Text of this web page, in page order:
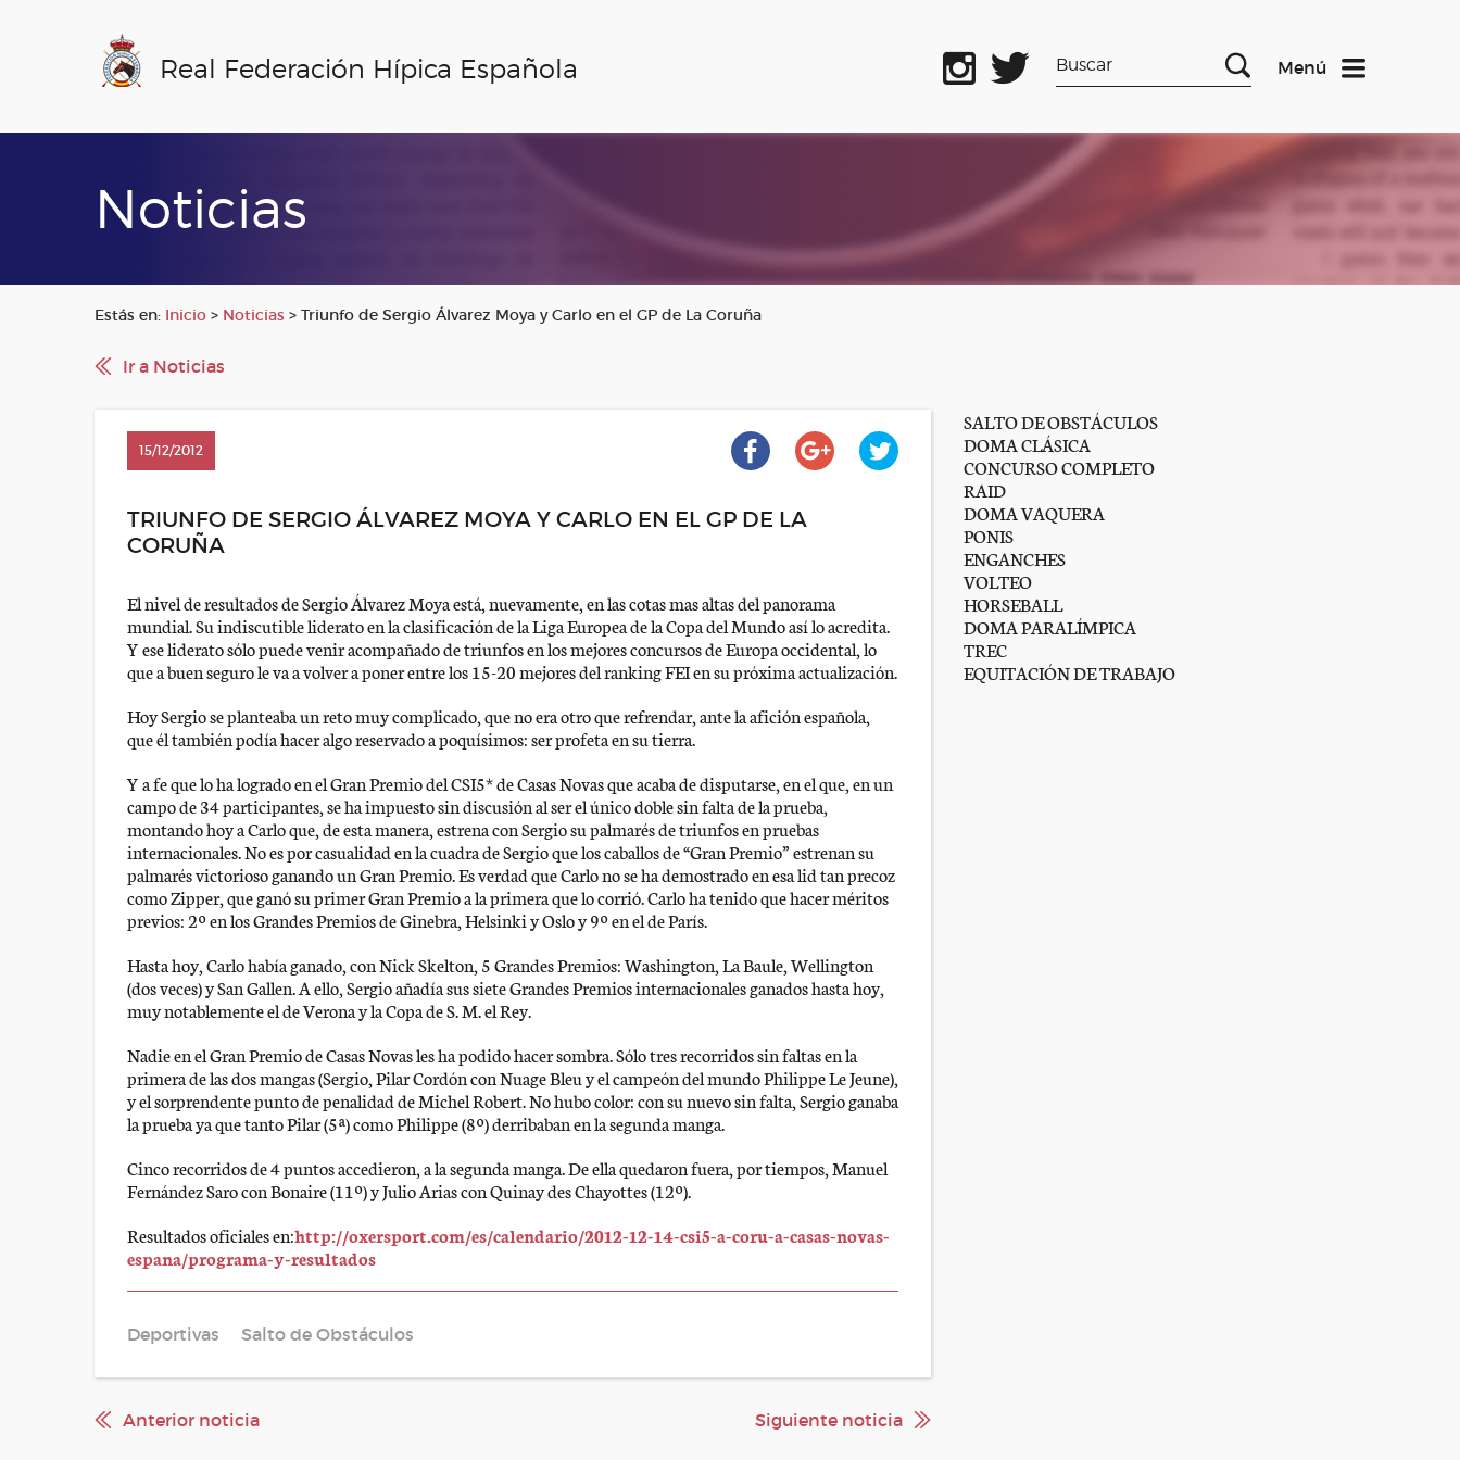
Real Federación Hípica Española Menú
Noticias
Estás en: Inicio > Noticias > Triunfo de Sergio Álvarez Moya y Carlo en el GP de La Coruña
Ir a Noticias
15/12/2012
TRIUNFO DE SERGIO ÁLVAREZ MOYA Y CARLO EN EL GP DE LA
CORUÑA
El nivel de resultados de Sergio Álvarez Moya está, nuevamente, en las cotas mas altas del panorama
mundial. Su indiscutible liderato en la clasificación de la Liga Europea de la Copa del Mundo así lo acredita.
Y ese liderato sólo puede venir acompañado de triunfos en los mejores concursos de Europa occidental, lo
que a buen seguro le va a volver a poner entre los 15-20 mejores del ranking FEI en su próxima actualización.
Hoy Sergio se planteaba un reto muy complicado, que no era otro que refrendar, ante la afición española,
que él también podía hacer algo reservado a poquísimos: ser profeta en su tierra.
Y a fe que lo ha logrado en el Gran Premio del CSI5* de Casas Novas que acaba de disputarse, en el que, en un
campo de 34 participantes, se ha impuesto sin discusión al ser el único doble sin falta de la prueba,
montando hoy a Carlo que, de esta manera, estrena con Sergio su palmarés de triunfos en pruebas
internacionales. No es por casualidad en la cuadra de Sergio que los caballos de “Gran Premio” estrenan su
palmarés victorioso ganando un Gran Premio. Es verdad que Carlo no se ha demostrado en esa lid tan precoz
como Zipper, que ganó su primer Gran Premio a la primera que lo corrió. Carlo ha tenido que hacer méritos
previos: 2º en los Grandes Premios de Ginebra, Helsinki y Oslo y 9º en el de París.
Hasta hoy, Carlo había ganado, con Nick Skelton, 5 Grandes Premios: Washington, La Baule, Wellington
(dos veces) y San Gallen. A ello, Sergio añadía sus siete Grandes Premios internacionales ganados hasta hoy,
muy notablemente el de Verona y la Copa de S. M. el Rey.
Nadie en el Gran Premio de Casas Novas les ha podido hacer sombra. Sólo tres recorridos sin faltas en la
primera de las dos mangas (Sergio, Pilar Cordón con Nuage Bleu y el campeón del mundo Philippe Le Jeune),
y el sorprendente punto de penalidad de Michel Robert. No hubo color: con su nuevo sin falta, Sergio ganaba
la prueba ya que tanto Pilar (5ª) como Philippe (8º) derribaban en la segunda manga.
Cinco recorridos de 4 puntos accedieron, a la segunda manga. De ella quedaron fuera, por tiempos, Manuel
Fernández Saro con Bonaire (11º) y Julio Arias con Quinay des Chayottes (12º).
Resultados oficiales en:http://oxersport.com/es/calendario/2012-12-14-csi5-a-coru-a-casas-novas-
espana/programa-y-resultados
Deportivas Salto de Obstáculos
Anterior noticia Siguiente noticia
SALTO DE OBSTÁCULOS
DOMA CLÁSICA
CONCURSO COMPLETO
RAID
DOMA VAQUERA
PONIS
ENGANCHES
VOLTEO
HORSEBALL
DOMA PARALÍMPICA
TREC
EQUITACIÓN DE TRABAJO